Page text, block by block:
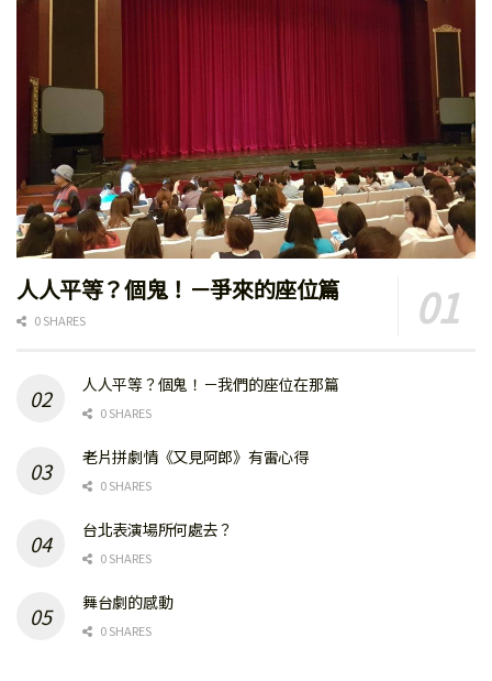
人人平等？個鬼！－爭來的座位篇
0 SHARES
人人平等？個鬼！－我們的座位在那篇
0 SHARES
老片拼劇情《又見阿郎》有雷心得
0 SHARES
台北表演場所何處去？
0 SHARES
舞台劇的感動
0 SHARES